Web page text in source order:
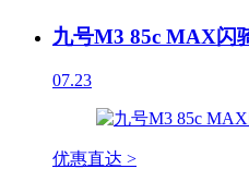
九号M3 85c MAX闪
07.23
优惠直达 >